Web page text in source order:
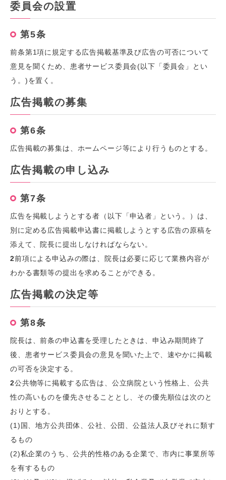
委員会の設置
第5条
前条第1項に規定する広告掲載基準及び広告の可否について
意見を聞くため、患者サービス委員会(以下「委員会」とい
う。)を置く。
広告掲載の募集
第6条
広告掲載の募集は、ホームページ等により行うものとする。
広告掲載の申し込み
第7条
広告を掲載しようとする者（以下「申込者」という。）は、
別に定める広告掲載申込書に掲載しようとする広告の原稿を
添えて、院長に提出しなければならない。
2前項による申込みの際は、院長は必要に応じて業務内容が
わかる書類等の提出を求めることができる。
広告掲載の決定等
第8条
院長は、前条の申込書を受理したときは、申込み期間終了
後、患者サービス委員会の意見を聞いた上で、速やかに掲載
の可否を決定する。
2公共物等に掲載する広告は、公立病院という性格上、公共
性の高いものを優先させることとし、その優先順位は次のと
おりとする。
(1)国、地方公共団体、公社、公団、公益法人及びそれに類す
るもの
(2)私企業のうち、公共的性格のある企業で、市内に事業所等
を有するもの